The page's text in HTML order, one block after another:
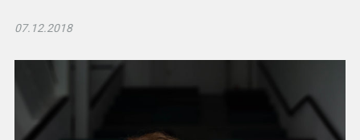
07.12.2018